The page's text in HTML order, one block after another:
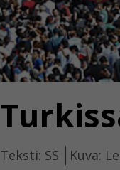
Teksti: SS Kuva: